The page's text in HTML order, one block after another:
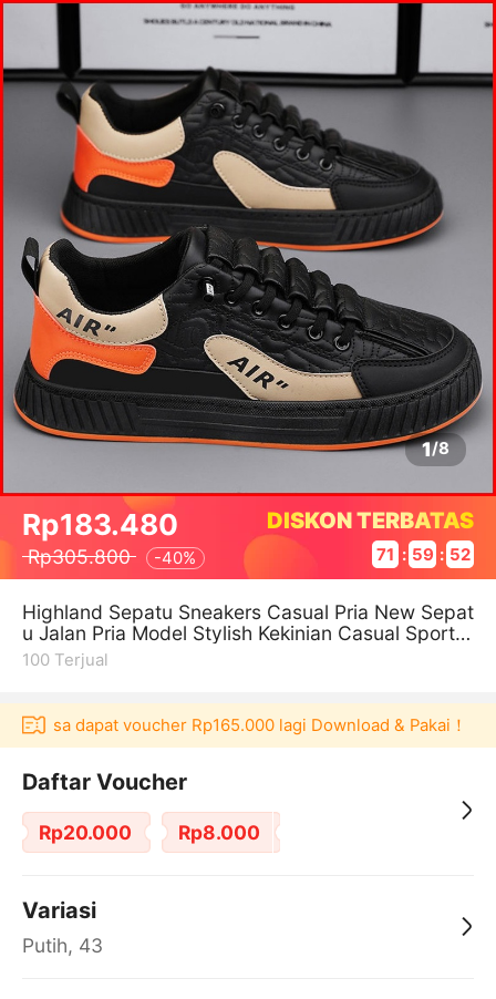
1/8
Rp183.480
Rp305.800 -40%
DISKON TERBATAS
71 : 59 : 52
Highland Sepatu Sneakers Casual Pria New Sepat
u Jalan Pria Model Stylish Kekinian Casual Sport R
unning Shoes Sepatu Cowo
100 Terjual
bisa dapat voucher Rp165.000 lagi Download & Pakai！
Daftar Voucher
Rp20.000 Rp8.000
Variasi
Putih, 43